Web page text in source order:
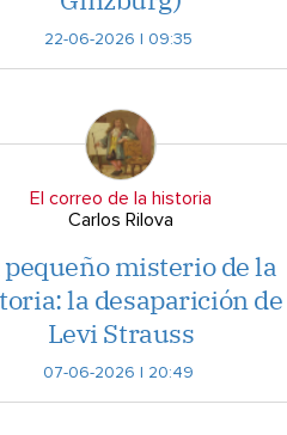
22-06-2026 | 09:35
El correo de la historia
Carlos Rilova
pequeño misterio de la
la desaparición de
Levi Strauss
07-06-2026 | 20:49